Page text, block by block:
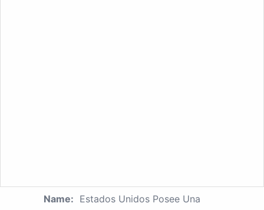
Name: Estados Unidos Posee Una